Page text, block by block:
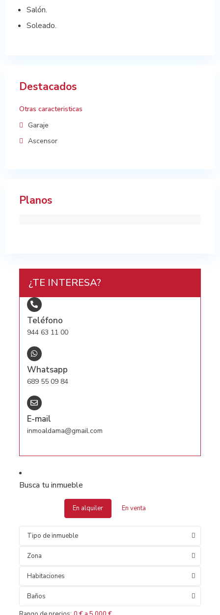
Salón.
Soleado.
Destacados
Otras caracteristicas
Garaje
Ascensor
Planos
¿TE INTERESA?
Teléfono
944 63 11 00
Whatsapp
689 55 09 84
E-mail
inmoaldama@gmail.com
Busca tu inmueble
En alquiler En venta
Tipo de inmueble
Zona
Habitaciones
Baños